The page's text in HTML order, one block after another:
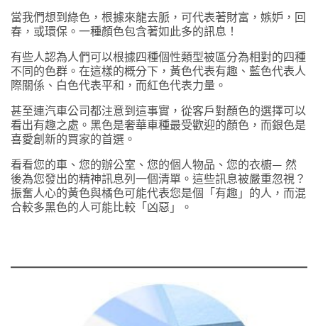
當我們想到綠色，根據來龍去脈，可代表著財富，嫉妒，回
春，或環保。一種顏色包含著如此多的訊息！
有些人認為人們可以根據四種個性類型被區分為相對的四種
不同的色群。在這樣的概分下，黃色代表有趣、藍色代表人
際關係、白色代表平和，而紅色代表力量。
甚至連汽車公司都注意到這事實，從客戶對顏色的選擇可以
看出有趣之處。黑色是奢華車種最受歡迎的顏色，而銀色是
喜愛創新的買家的首選。
看看您的車、您的辦公室、您的個人物品、您的衣櫥— 然
後為您發出的精神訊息列一個清單。這些訊息被嚴重忽視？
振奮人心的黃色與橘色可能代表您是個「有趣」的人，而混
合較多黑色的人可能比較「凶惡」。